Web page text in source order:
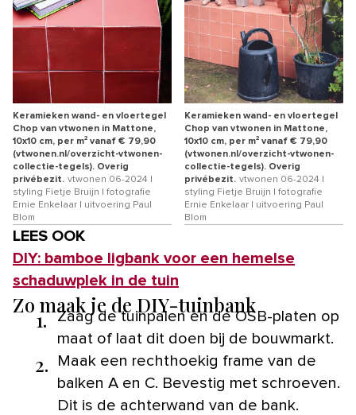
Keramieken wand- en vloertegel
Chop van vtwonen in Mattone,
10x10 cm, per m² vanaf € 79,90
(vtwonen.nl/overzicht-vtwonen-
collectie-tegels). Overig
privébezit. vtwonen 06-2024 |
styling Fietje Bruijn | fotografie
Ernie Enkelaar | uitvoering Paul
Blom
Keramieken wand- en vloertegel
Chop van vtwonen in Mattone,
10x10 cm, per m² vanaf € 79,90
(vtwonen.nl/overzicht-vtwonen-
collectie-tegels). Overig
privébezit. vtwonen 06-2024 |
styling Fietje Bruijn | fotografie
Ernie Enkelaar | uitvoering Paul
Blom
LEES OOK
DIY: bamboe ligbank voor een hemelse
schaduwplek in de tuin
Zo maak je de DIY-tuinbank
1.
Zaag de tuinpalen en de OSB-platen op
maat of laat dit doen bij de bouwmarkt.
2.
Maak een rechthoekig frame van de
balken A en C. Bevestig met schroeven.
Dit is de achterwand van de bank.